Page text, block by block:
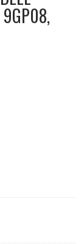
9GP08,